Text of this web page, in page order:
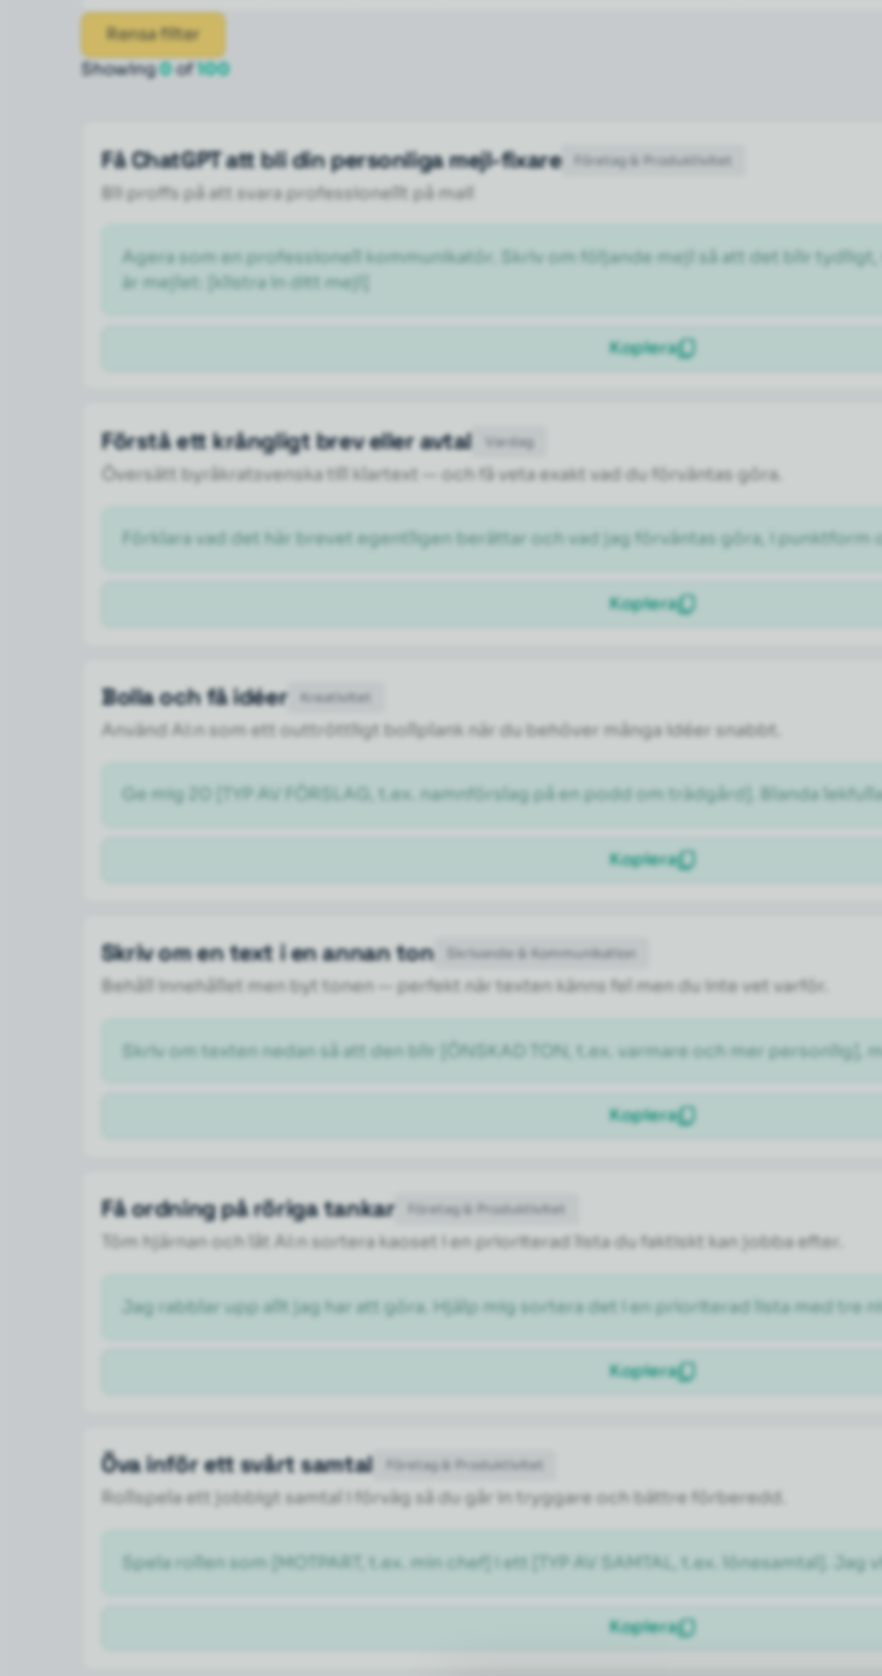
Rensa filter
Showing0of100
Företag & Produktivitet
Få ChatGPT att bli din personliga mejl-fixare
Bli proffs på att svara professionellt på mail
Agera som en professionell kommunikatör. Skriv om följande mejl så att det blir
är mejlet: [klistra in ditt mejl]
Kopiera
Vardag
Förstå ett krångligt brev eller avtal
Översätt byråkratsvenska till klartext — och få veta exakt vad du förväntas göra.
Förklara vad det här brevet egentligen berättar och vad jag förväntas göra, i punktform
Kopiera
Kreativitet
Bolla och få idéer
Använd AI:n som ett outtröttligt bollplank när du behöver många idéer snabbt.
Ge mig 20 [TYP AV FÖRSLAG, t.ex. namnförslag på en podd om trädgård]. Blanda
Kopiera
Skrivande & Kommunikation
Skriv om en text i en annan ton
Behåll innehållet men byt tonen — perfekt när texten känns fel men du inte vet varför.
Skriv om texten nedan så att den blir [ÖNSKAD TON, t.ex. varmare och mer personlig],
Kopiera
Företag & Produktivitet
Få ordning på röriga tankar
Töm hjärnan och låt AI:n sortera kaoset i en prioriterad lista du faktiskt kan jobba efter.
Jag rabblar upp allt jag har att göra. Hjälp mig sortera det i en prioriterad lista med tre
Kopiera
Företag & Produktivitet
Öva inför ett svårt samtal
Rollspela ett jobbigt samtal i förväg så du går in tryggare och bättre förberedd.
Spela rollen som [MOTPART, t.ex. min chef] i ett [TYP AV SAMTAL, t.ex. lönesamtal].
Kopiera